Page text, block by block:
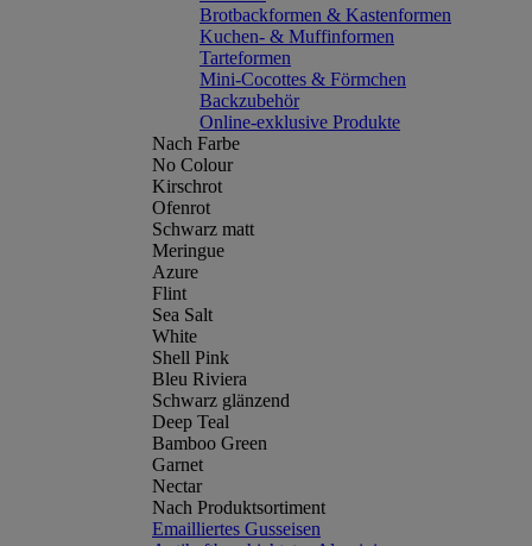
Brotbackformen & Kastenformen
Kuchen- & Muffinformen
Tarteformen
Mini-Cocottes & Förmchen
Backzubehör
Online-exklusive Produkte
Nach Farbe
No Colour
Kirschrot
Ofenrot
Schwarz matt
Meringue
Azure
Flint
Sea Salt
White
Shell Pink
Bleu Riviera
Schwarz glänzend
Deep Teal
Bamboo Green
Garnet
Nectar
Nach Produktsortiment
Emailliertes Gusseisen